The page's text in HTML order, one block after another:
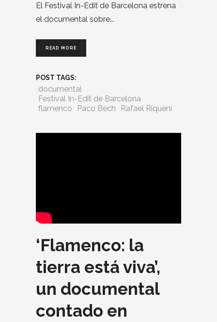
El Festival In-Edit de Barcelona estrena
el documental sobre
READ MORE
POST TAGS:
documental
Festival In-Edit de Barcelona
flamenco
Paco Bech Rafael Riqueni
‘Flamenco: la
tierra está viva’,
un documental
contado en